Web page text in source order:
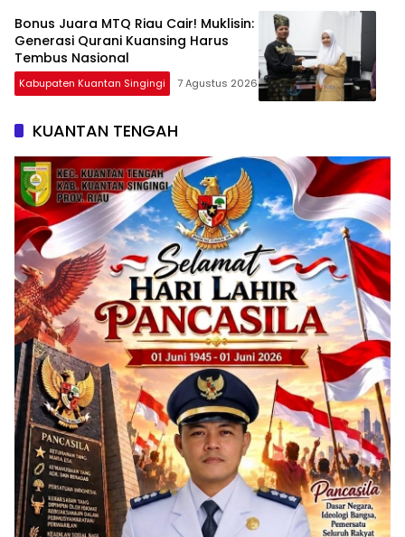
Bonus Juara MTQ Riau Cair! Muklisin:
Generasi Qurani Kuansing Harus
Tembus Nasional
Kabupaten Kuantan Singingi 7 Agustus 2026
KUANTAN TENGAH